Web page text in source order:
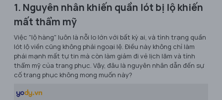
1. Nguyên nhân khiến quần lót bị lộ khiến
mất thẩm mỹ
Việc "lộ hàng" luôn là nỗi lo lớn với bất kỳ ai, và tình trạng quần
lót lộ viền cũng không phải ngoại lệ. Điều này không chỉ làm
phái mạnh mất tự tin mà còn làm giảm đi vẻ lịch lãm và tính
thẩm mỹ của trang phục. Vậy, đâu là nguyên nhân dẫn đến sự
cố trang phục không mong muốn này?